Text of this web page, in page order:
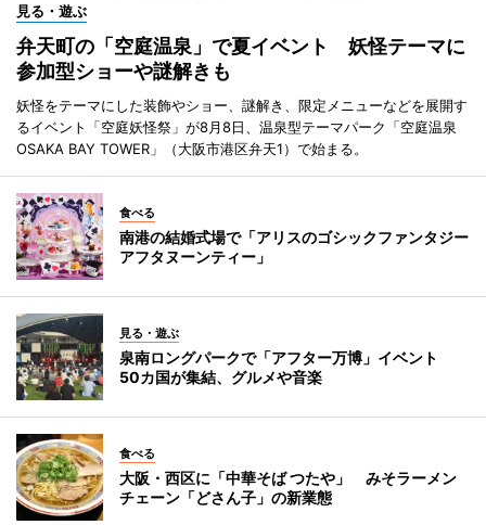
見る・遊ぶ
弁天町の「空庭温泉」で夏イベント 妖怪テーマに
参加型ショーや謎解きも
妖怪をテーマにした装飾やショー、謎解き、限定メニューなどを展開す
るイベント「空庭妖怪祭」が8月8日、温泉型テーマパーク「空庭温泉
OSAKA BAY TOWER」（大阪市港区弁天1）で始まる。
食べる
南港の結婚式場で「アリスのゴシックファンタジー
アフタヌーンティー」
見る・遊ぶ
泉南ロングパークで「アフター万博」イベント
50カ国が集結、グルメや音楽
食べる
大阪・西区に「中華そば つたや」 みそラーメン
チェーン「どさん子」の新業態